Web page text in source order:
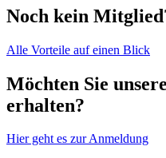
Noch kein
Alle Vorteile auf einen Blick
Möchten Sie
erhalten?
Hier geht es zur Anmeldung